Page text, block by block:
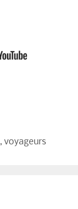
,voyageurs